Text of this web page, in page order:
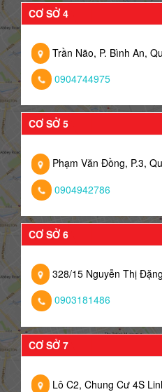
CƠ SỞ 4
Trần Não, P. Bình An,
0904744975
CƠ SỞ 5
Phạm Văn Đồng, P.3,
0904942786
CƠ SỞ 6
328/15 Nguyễn Thị
0903181486
CƠ SỞ 7
Lô C2, Chung Cư 4S